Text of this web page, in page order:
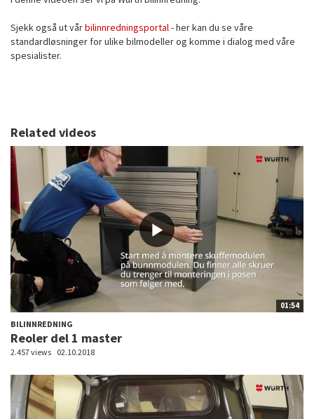
Sjekk også ut vårbilinnredningsportal- her kan du se våre
standardløsninger for ulike bilmodeller og komme i dialog med våre
spesialister.
Related videos
01:54
BILINNREDNING
Reoler del 1 master
2.457 views 02.10.2018